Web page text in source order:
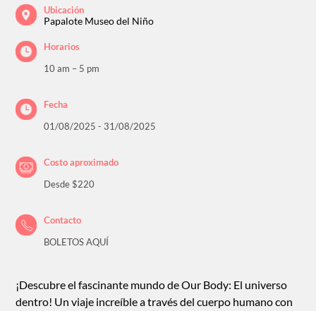
Ubicación
Papalote Museo del Niño
Horarios
10 am – 5 pm
Fecha
01/08/2025 - 31/08/2025
Costo aproximado
Desde $220
Contacto
BOLETOS AQUÍ
¡Descubre el fascinante mundo de Our Body: El universo
dentro! Un viaje increíble a través del cuerpo humano con